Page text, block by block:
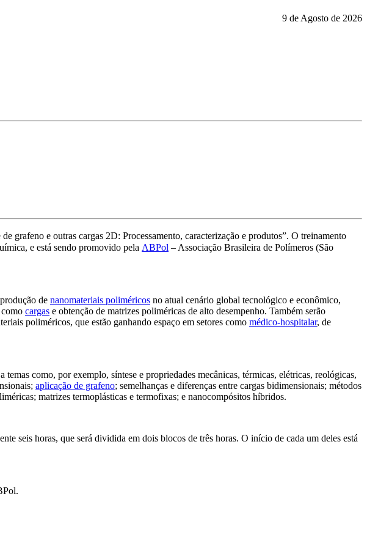
9 de Agosto de 2026
grafeno e outras cargas 2D: Processamento, caracterização e produtos”. O treinamento
e está sendo promovido pela ABPol – Associação Brasileira de Polímeros (São
de nanomateriais poliméricos no atual cenário global tecnológico e econômico,
cargas e obtenção de matrizes poliméricas de alto desempenho. Também serão
poliméricos, que estão ganhando espaço em setores como médico-hospitalar, de
temas como, por exemplo, síntese e propriedades mecânicas, térmicas, elétricas, reológicas,
aplicação de grafeno; semelhanças e diferenças entre cargas bidimensionais; métodos
matrizes termoplásticas e termofixas; e nanocompósitos híbridos.
seis horas, que será dividida em dois blocos de três horas. O início de cada um deles está